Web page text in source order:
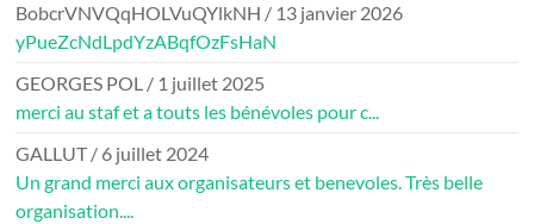
BobcrVNVQqHOLVuQYlkNH / 13 janvier 2026
yPueZcNdLpdYzABqfOzFsHaN
GEORGES POL / 1 juillet 2025
merci au staf et a touts les bénévoles pour c...
GALLUT/ 6 juillet 2024
Un grand merci aux organisateurs et benevoles. Très belle
organisation....